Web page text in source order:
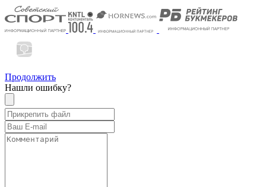
Продолжить
Нашли ошибку?